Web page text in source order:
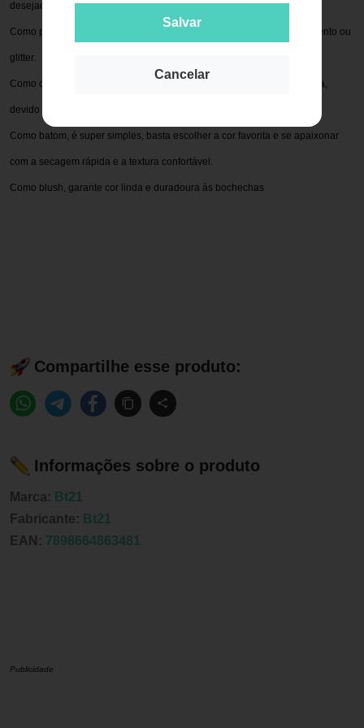
Salvar
Cancelar
desejada.
Como primer, potencializa e aumenta a durabilidade da sombra, pigmento ou
glitter.
Como delineador, é possível fazer delineados de forma prática e rápida,
devido a textura cremosa e a ultra pigmentação.
Como batom, é super simples, basta escolher a cor favorita e se apaixonar
com a secagem rápida e a textura confortável.
Como blush, garante cor linda e duradoura às bochechas
Compartilhe esse produto:
Informações sobre o produto
Marca: Bt21
Fabricante: Bt21
EAN: 7898664863481
Publicidade